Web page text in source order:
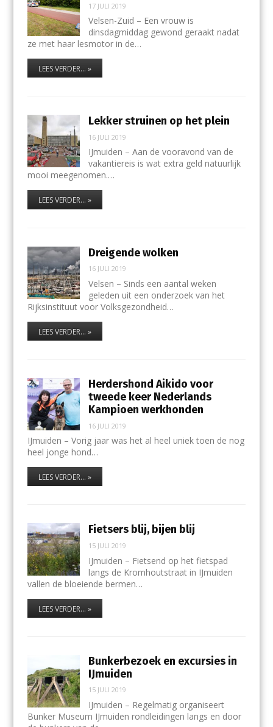
17 JULI 2019
Velsen-Zuid – Een vrouw is
dinsdagmiddag gewond geraakt nadat
ze met haar lesmotor in de…
LEES VERDER... »
Lekker struinen op het plein
16 JULI 2019
IJmuiden – Aan de vooravond van de
vakantiereis is wat extra geld natuurlijk
mooi meegenomen.…
LEES VERDER... »
Dreigende wolken
16 JULI 2019
Velsen – Sinds een aantal weken
geleden uit een onderzoek van het
Rijksinstituut voor Volksgezondheid…
LEES VERDER... »
Herdershond Aikido voor
tweede keer Nederlands
Kampioen werkhonden
16 JULI 2019
IJmuiden – Vorig jaar was het al heel uniek toen de nog
heel jonge hond…
LEES VERDER... »
Fietsers blij, bijen blij
15 JULI 2019
IJmuiden – Fietsend op het fietspad
langs de Kromhoutstraat in IJmuiden
vallen de bloeiende bermen…
LEES VERDER... »
Bunkerbezoek en excursies in
IJmuiden
15 JULI 2019
IJmuiden – Regelmatig organiseert
Bunker Museum IJmuiden rondleidingen langs en door